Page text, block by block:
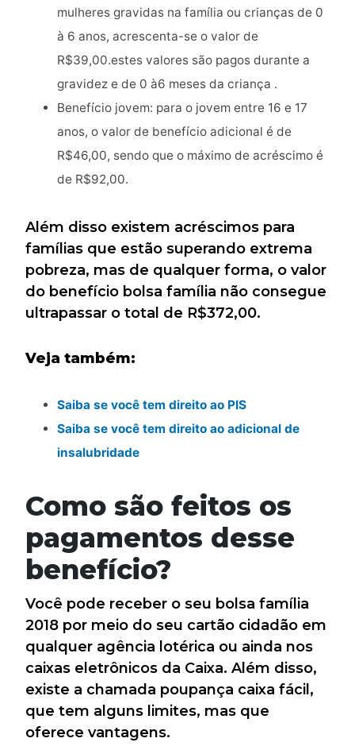
mulheres gravidas na família ou crianças de 0
à 6 anos, acrescenta-se o valor de
R$39,00.estes valores são pagos durante a
gravidez e de 0 à6 meses da criança .
Benefício jovem: para o jovem entre 16 e 17
anos, o valor de benefício adicional é de
R$46,00, sendo que o máximo de acréscimo é
de R$92,00.
Além disso existem acréscimos para
famílias que estão superando extrema
pobreza, mas de qualquer forma, o valor
do benefício bolsa família não consegue
ultrapassar o total de R$372,00.
Veja também:
Saiba se você tem direito ao PIS
Saiba se você tem direito ao adicional de
insalubridade
Como são feitos os
pagamentos desse
benefício?
Você pode receber o seu bolsa família
2018 por meio do seu cartão cidadão em
qualquer agência lotérica ou ainda nos
caixas eletrônicos da Caixa. Além disso,
existe a chamada poupança caixa fácil,
que tem alguns limites, mas que
oferece vantagens.